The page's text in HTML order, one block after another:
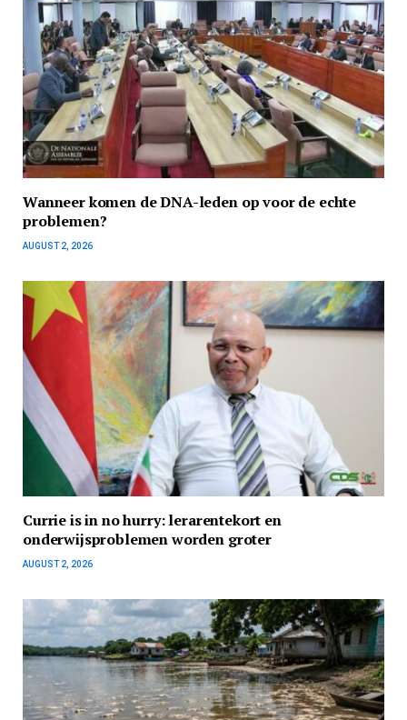
Wanneer komen de DNA-leden op voor de echte
problemen?
AUGUST 2, 2026
Currie is in no hurry: lerarentekort en
onderwijsproblemen worden groter
AUGUST 2, 2026